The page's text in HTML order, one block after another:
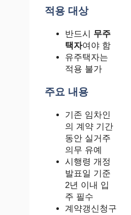
적용 대상
반드시 무주
택자여야 함
유주택자는
적용 불가
주요 내용
기존 임차인
의 계약 기간
동안 실거주
의무 유예
시행령 개정
발표일 기준
2년 이내 입
주 필수
계약갱신청구